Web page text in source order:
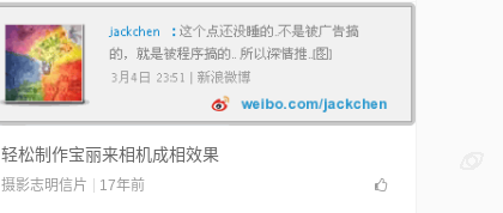
轻松制作宝丽来相机成相效果
摄影志明信片 17年前